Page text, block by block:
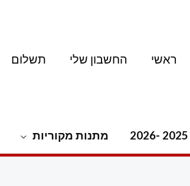
ראשי החשבון שלי תשלום
מתנות מקוריות